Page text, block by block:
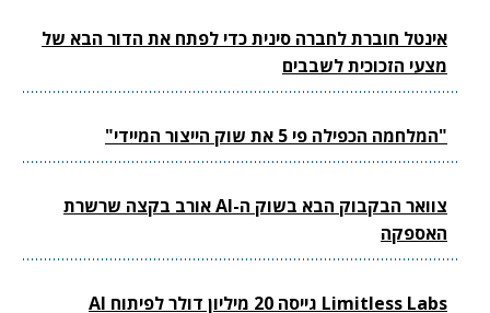
אינטל חוברת לחברה סינית כדי לפתח את הדור הבא של
מצעי הזכוכית לשבבים
"המלחמה הכפילה פי 5 את שוק הייצור המיידי"
צוואר הבקבוק הבא בשוק ה-AI אורב בקצה שרשרת
האספקה
Limitless Labs גייסה 20 מיליון דולר לפיתוח AI